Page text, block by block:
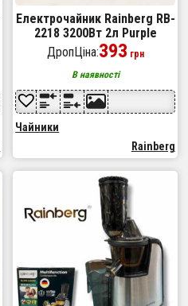
Електрочайник Rainberg RB-
2218 3200Вт 2л Purple
ДропЦіна:393 грн
В наявності
Чайники
Rainberg